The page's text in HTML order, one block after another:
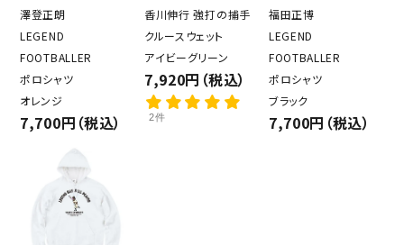
澤登正朗
LEGEND
FOOTBALLER
ポロシャツ
オレンジ
7,700円（税込）
香川伸行 強打の捕手
クルースウェット
アイビーグリーン
7,920円（税込）
2件
福田正博
LEGEND
FOOTBALLER
ポロシャツ
ブラック
7,700円（税込）